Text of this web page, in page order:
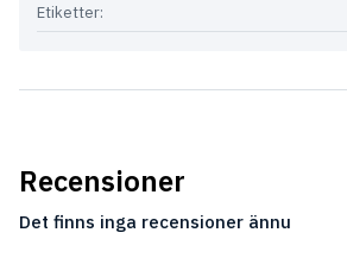
Etiketter:
Recensioner
Det finns inga recensioner ännu